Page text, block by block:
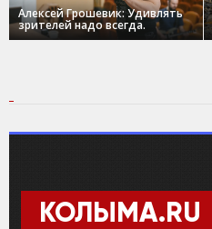
Алексей Грошевик: Удивлять
зрителей надо всегда.
КОЛЫМА.RU